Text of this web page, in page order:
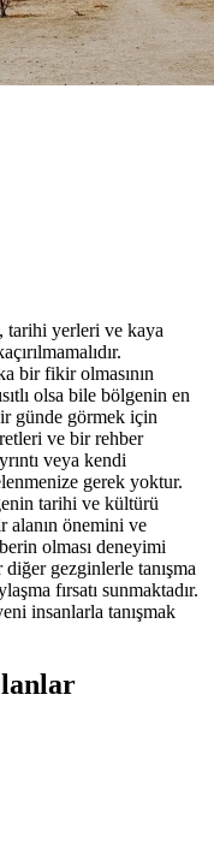
tarihi yerleri ve kaya
bir fikir olmasının
olsa bile bölgenin en
günde görmek için
ve bir rehber
veya kendi
gerek yoktur.
tarihi ve kültürü
alanın önemini ve
olması deneyimi
gezginlerle tanışma
fırsatı sunmaktadır.
insanlarla tanışmak